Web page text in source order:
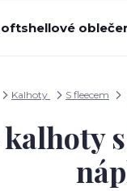
Kalhoty S fleecem